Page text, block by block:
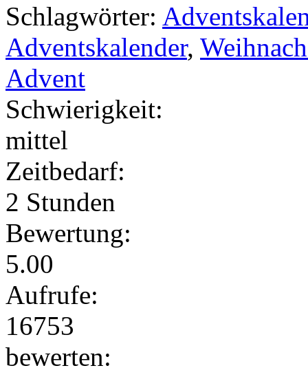
Schlagwörter:
Adventskalender,
Advent
Schwierigkeit:
mittel
Zeitbedarf:
2 Stunden
Bewertung:
5.00
Aufrufe:
16753
bewerten: